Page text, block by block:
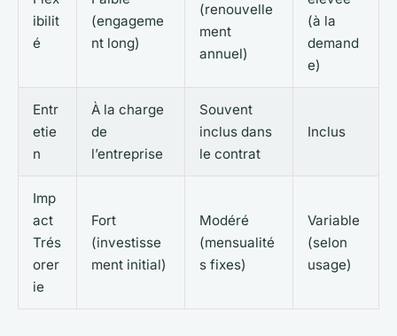
ibilit
é
(engageme
nt long)
(renouvelle
ment
annuel)
(à la
demand
e)
Entr
etie
n
À la charge
de
l’entreprise
Souvent
inclus dans
le contrat
Inclus
Imp
act
Trés
orer
ie
Fort
(investisse
ment initial)
Modéré
(mensualité
s fixes)
Variable
(selon
usage)